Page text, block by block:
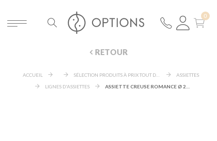
RETOUR
ACCUEIL
ASSIETTES
LIGNES D'ASSIETTES